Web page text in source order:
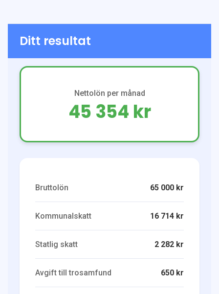
Ditt resultat
Nettolön per månad
45 354 kr
Bruttolön 65 000 kr
Kommunalskatt 16 714 kr
Statlig skatt 2 282 kr
Avgift till trosamfund 650 kr